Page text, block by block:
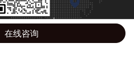
扫码加微信
在线咨询